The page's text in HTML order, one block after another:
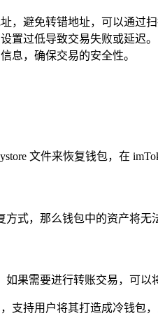
，避免转错地址，可以通过
置过低导致交易失败或延迟。
息，确保交易的安全性。
文件来恢复钱包，在
式，那么钱包中的资产将无
果需要进行转账交易，可
支持用户将其打造成冷钱